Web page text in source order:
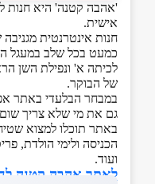
'אהבה קטנה' היא חנות
אישית.
חנות אינטרנטית
כמעט בכל שלב במעגל
לכיתה א' ונפילת השן
של הבוקר.
במבחר הבלעדי באתר
גם את מי שלא צריך
באתר תוכלו למצוא
הכניסה ולימי הולדת,
ועוד.
לאתר אהבה קטנה